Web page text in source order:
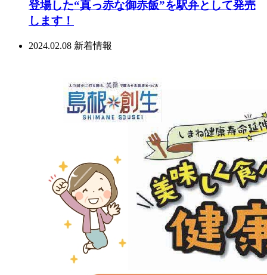
登場した“真っ赤な御赤飯”を駅弁として発売
します！
2024.02.08 新着情報